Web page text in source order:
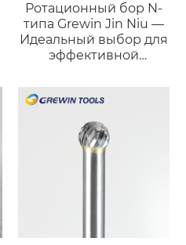
Ротационный бор N-
типа Grewin Jin Niu —
Идеальный выбор для
эффективной